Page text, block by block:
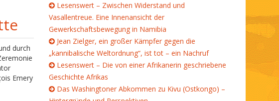
durch
Emery
Lesenswert – Zwischen Widerstand und
Vasallentreue. Eine Innenansicht der
Gewerkschaftsbewegung in Namibia
Jean Zielger, ein großer Kämpfer gegen die
„kannibalische Weltordnung“, ist tot – ein Nachruf
Lesenswert – Die von einer Afrikanerin geschriebene
Geschichte Afrikas
Das Washingtoner Abkommen zu Kivu (Ostkongo) –